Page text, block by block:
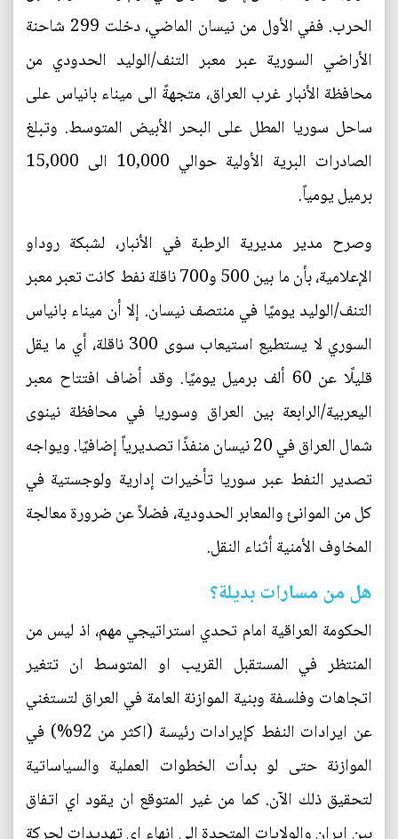
الحرب. ففي الأول من نيسان الماضي، دخلت 299 شاحنة
الأراضي السورية عبر معبر التنف/الوليد الحدودي من
محافظة الأنبار غرب العراق، متجهةً الى ميناء بانياس على
ساحل سوريا المطل على البحر الأبيض المتوسط. وتبلغ
الصادرات البرية الأولية حوالي 10,000 الى 15,000
برميل يومياً.
وصرح مدير مديرية الرطبة في الأنبار، لشبكة روداو
الإعلامية، بأن ما بين 500 و700 ناقلة نفط كانت تعبر معبر
التنف/الوليد يوميًا في منتصف نيسان. إلا أن ميناء بانياس
السوري لا يستطيع استيعاب سوى 300 ناقلة، أي ما يقل
قليلًا عن 60 ألف برميل يوميًا. وقد أضاف افتتاح معبر
اليعربية/الرابعة بين العراق وسوريا في محافظة نينوى
شمال العراق في 20 نيسان منفذًا تصديرياً إضافيًا. ويواجه
تصدير النفط عبر سوريا تأخيرات إدارية ولوجستية في
كل من الموانئ والمعابر الحدودية، فضلاً عن ضرورة معالجة
المخاوف الأمنية أثناء النقل.
هل من مسارات بديلة؟
الحكومة العراقية امام تحدي استراتيجي مهم، اذ ليس من
المنتظر في المستقبل القريب او المتوسط ان تتغير
اتجاهات وفلسفة وبنية الموازنة العامة في العراق لتستغني
عن ايرادات النفط كإيرادات رئيسة (اكثر من 92%) في
الموازنة حتى لو بدأت الخطوات العملية والسياساتية
لتحقيق ذلك الآن. كما من غير المتوقع ان يقود اي اتفاق